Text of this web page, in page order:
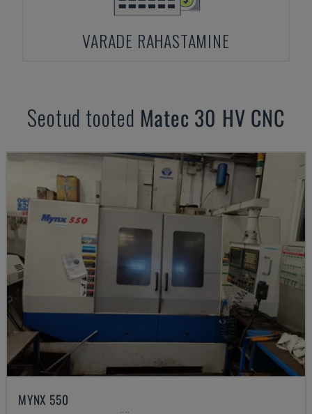
VARADE RAHASTAMINE
Seotud tooted Matec 30 HV CNC
MYNX 550